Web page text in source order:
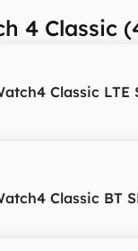
4 Classic
Classic LTE
Classic BT